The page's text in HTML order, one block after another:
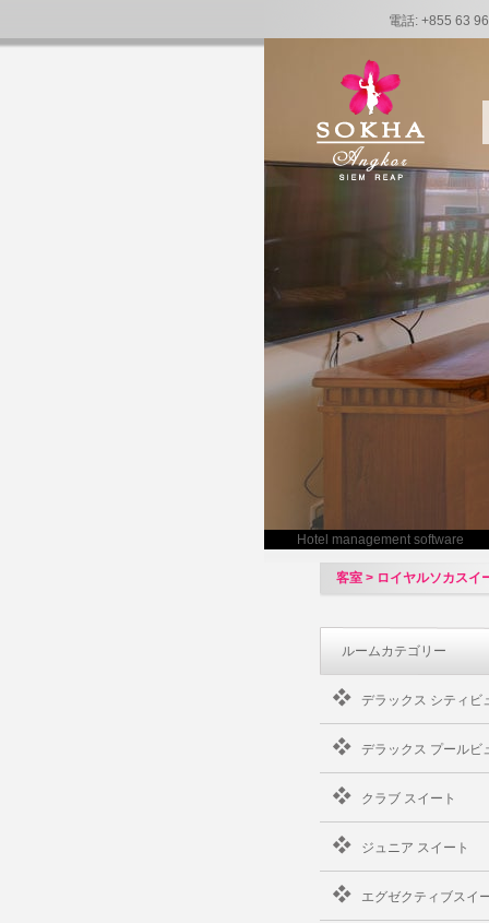
電話: +855 63
Hotel management software
客室 > ロイヤルソカスイ
ルームカテゴリー
デラックス シティビ
デラックス プールビ
クラブ スイート
ジュニア スイート
エグゼクティブスイ